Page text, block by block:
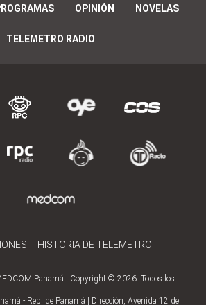
OPINIÓN NOVELAS
TELEMETRO RADIO
HISTORIA DE TELEMETRO
Panamá | Copyright © 2026. Todos los
- Rep. de Panamá | Dirección, Avenida 12 de